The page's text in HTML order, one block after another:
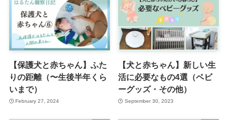
【保護犬と赤ちゃん】ふた
りの距離（〜生後半年くら
いまで）
February 27, 2024
【犬と赤ちゃん】新しい生
活に必要なもの4選（ベビ
ーグッズ・その他）
September 30, 2023